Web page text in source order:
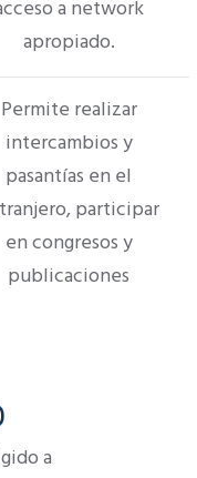
a network
apropiado.
Permite realizar
intercambios y
pasantías en el
participar
en congresos y
publicaciones
a